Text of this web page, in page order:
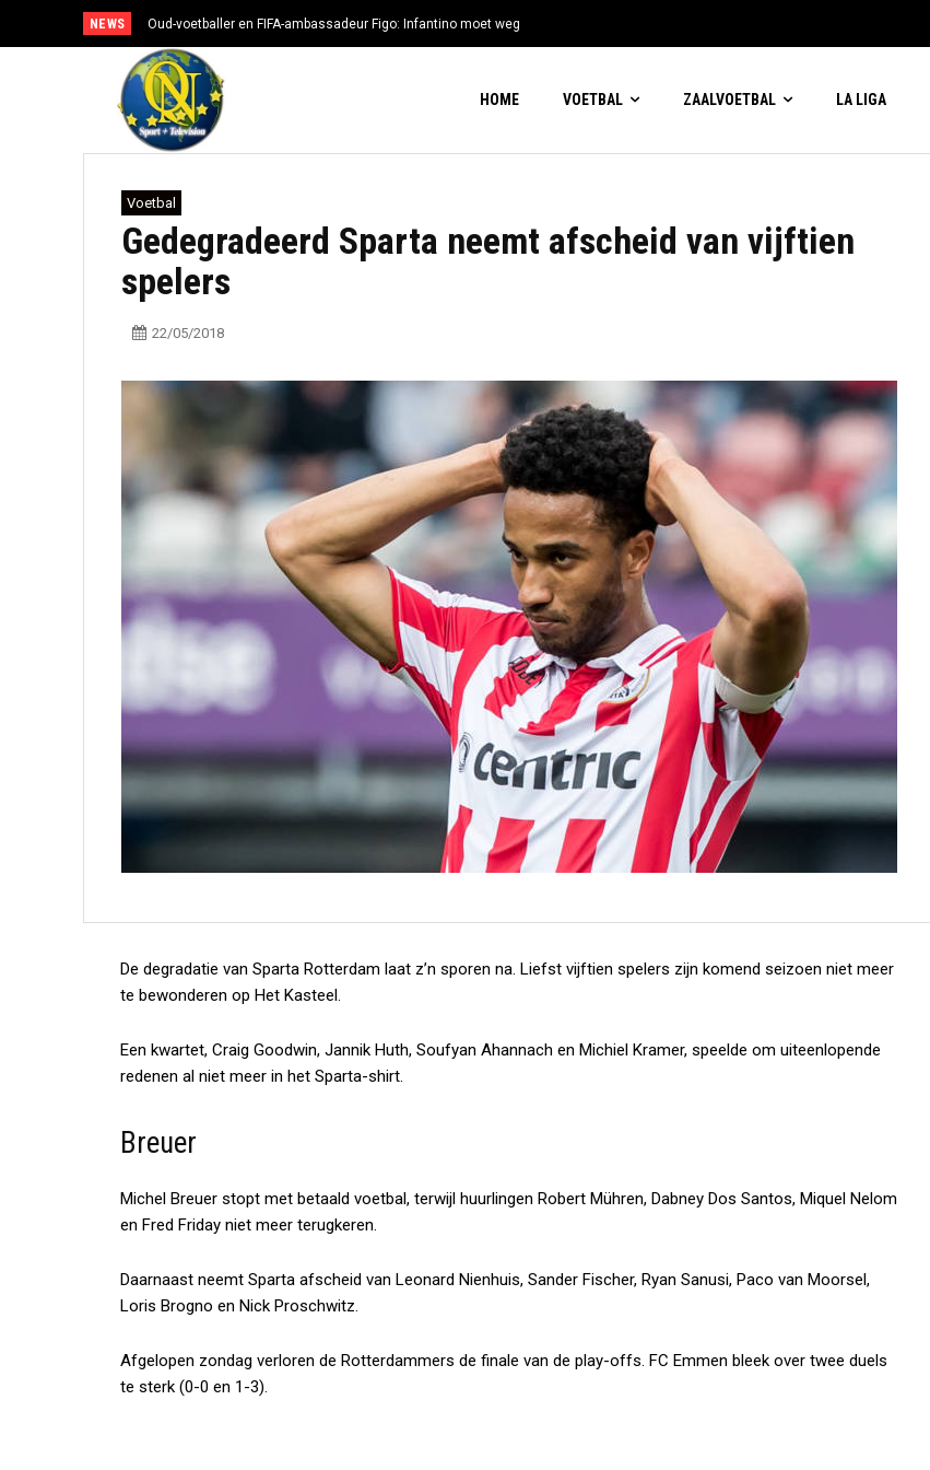
NEWS Oud-voetballer en FIFA-ambassadeur Figo: Infantino moet weg
HOME VOETBAL ZAALVOETBAL LA LIGA
Voetbal
Gedegradeerd Sparta neemt afscheid van vijftien
spelers
22/05/2018
De degradatie van Sparta Rotterdam laat z’n sporen na. Liefst vijftien spelers zijn komend seizoen niet meer
te bewonderen op Het Kasteel.
Een kwartet, Craig Goodwin, Jannik Huth, Soufyan Ahannach en Michiel Kramer, speelde om uiteenlopende
redenen al niet meer in het Sparta-shirt.
Breuer
Michel Breuer stopt met betaald voetbal, terwijl huurlingen Robert Mühren, Dabney Dos Santos, Miquel Nelom
en Fred Friday niet meer terugkeren.
Daarnaast neemt Sparta afscheid van Leonard Nienhuis, Sander Fischer, Ryan Sanusi, Paco van Moorsel,
Loris Brogno en Nick Proschwitz.
Afgelopen zondag verloren de Rotterdammers de finale van de play-offs. FC Emmen bleek over twee duels
te sterk (0-0 en 1-3).